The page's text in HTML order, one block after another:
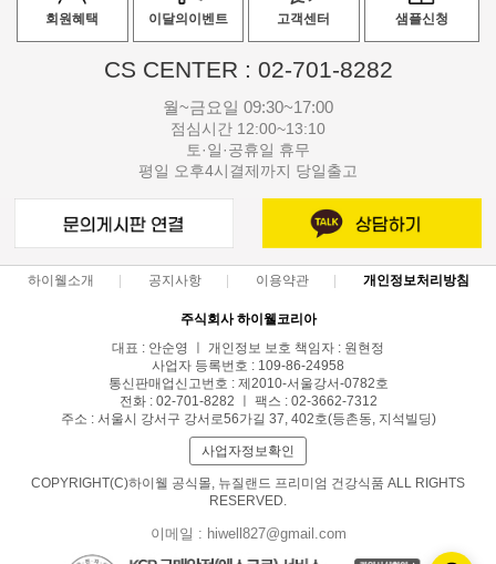
회원혜택 이달의이벤트 고객센터 샘플신청
CS CENTER : 02-701-8282
월~금요일 09:30~17:00
점심시간 12:00~13:10
토·일·공휴일 휴무
평일 오후4시결제까지 당일출고
하이웰소개 공지사항 이용약관 개인정보처리방침
주식회사 하이웰코리아
대표 : 안순영 ㅣ 개인정보 보호 책임자 : 원현정
사업자 등록번호 : 109-86-24958
통신판매업신고번호 : 제2010-서울강서-0782호
전화 : 02-701-8282 ㅣ 팩스 : 02-3662-7312
주소 : 서울시 강서구 강서로56가길 37, 402호(등촌동, 지석빌딩)
사업자정보확인
COPYRIGHT(C)하이웰 공식몰, 뉴질랜드 프리미엄 건강식품 ALL RIGHTS
RESERVED.
이메일 : hiwell827@gmail.com